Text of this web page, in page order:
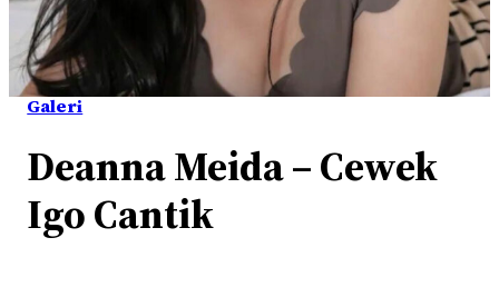
Galeri
Deanna Meida – Cewek
Igo Cantik